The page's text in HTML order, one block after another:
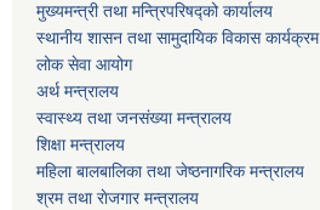
मुख्यमन्त्री तथा मन्त्रिपरिषद्को कार्यालय
स्थानीय शासन तथा सामुदायिक विकास कार्यक्रम
लोक सेवा आयोग
अर्थ मन्त्रालय
स्वास्थ्य तथा जनस‌ंख्या मन्त्रालय
शिक्षा मन्त्रालय
महिला बालबालिका तथा जेष्ठनागरिक मन्त्रालय
श्रम तथा राेजगार मन्त्रालय